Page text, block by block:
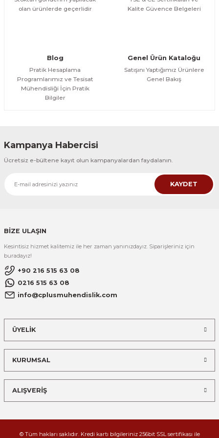
olan ürünlerde geçerlidir
Kalite Güvence Belgeleri
Blog
Pratik Hesaplama
Programlarımız ve Tesisat
Mühendisliği İçin Pratik
Bilgiler
Genel Ürün Kataloğu
Satışını Yaptığımız Ürünlere
Genel Bakış
Kampanya Habercisi
Ücretsiz e-bültene kayıt olun kampanyalardan faydalanın.
KAYDET
BİZE ULAŞIN
Kesintisiz hizmet kalitemiz ile her zaman yanınızdayız. Siparişleriniz için
buradayız!
+90 216 515 63 08
0216 515 63 08
info@cplusmuhendislik.com
ÜYELİK
KURUMSAL
ALIŞVERİŞ
© Tüm hakları saklıdır. Kredi kartı bilgileriniz 256bit SSL sertifikası ile